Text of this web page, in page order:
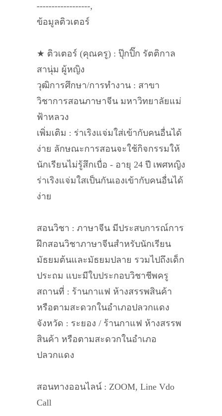
------------------,
ข้อมูลติวเตอร์
★ ติวเตอร์ (คุณครู) : ปุ๊กปิ๊ก รัตติกาล
สานุ่ม ผู้หญิง
วุฒิการศึกษา/การทำงาน : สาขา
วิชาการสอนภาษาจีน มหาวิทยาลัยแม่
ฟ้าหลวง
เพิ่มเติม : ร่าเริงแจ่มใส่เข้ากับคนอื่นได้
ง่าย ลักษณะการสอนจะใช้กิจกรรมให้
นักเรียนไม่รู้สึกเบื่อ - อายุ 24 ปี เพศหญิง
ร่าเริงแจ่มใสเป็นกันเองเข้ากับคนอื่นได้
ง่าย
สอนวิชา : ภาษาจีน มีประสบการณ์การ
ฝึกสอนวิชาภาษาจีนสำหรับนักเรียน
มัธยมต้นและมัธยมปลาย รวมไปถึงเด็ก
ประถม แบะมีใบประกอบวิชาชีพครู
สถานที่ : ร้านกาแฟ ห้างสรรพสินค้า
หรือตามสะดวกในอำเภอปลวกแดง
จังหวัด : ระยอง / ร้านกาแฟ ห้างสรรพ
สินค้า หรือตามสะดวกในอำเภอ
ปลวกแดง
สอนทางออนไลน์ : ZOOM, Line Vdo
Call